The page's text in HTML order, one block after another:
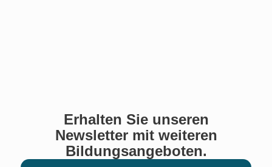
Erhalten Sie unseren
Newsletter mit weiteren
Bildungsangeboten.